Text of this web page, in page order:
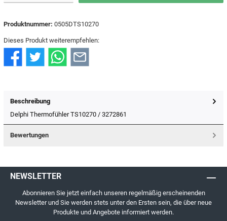
Produktnummer: 0505DTS10270
Dieses Produkt weiterempfehlen:
Beschreibung
Delphi Thermofühler TS10270 / 3272861
Bewertungen
NEWSLETTER
Abonnieren Sie jetzt einfach unseren regelmäßig erscheinenden
Newsletter und Sie werden stets unter den Ersten sein, die über neue
Produkte und Angebote informiert werden.